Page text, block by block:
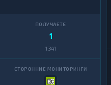
1
1 341